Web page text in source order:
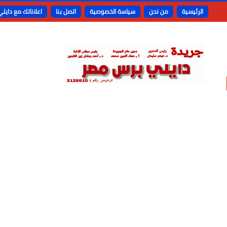
الرئيسية من نحن سياسة الخصوصية اتصل بنا اعلاناتك مع